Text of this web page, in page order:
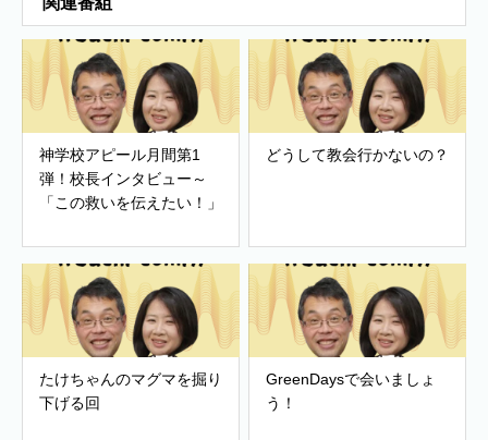
神学校アピール月間第1
弾！校長インタビュー～
「この救いを伝えたい！」
どうして教会行かないの？
たけちゃんのマグマを掘り
下げる回
GreenDaysで会いましょ
う！